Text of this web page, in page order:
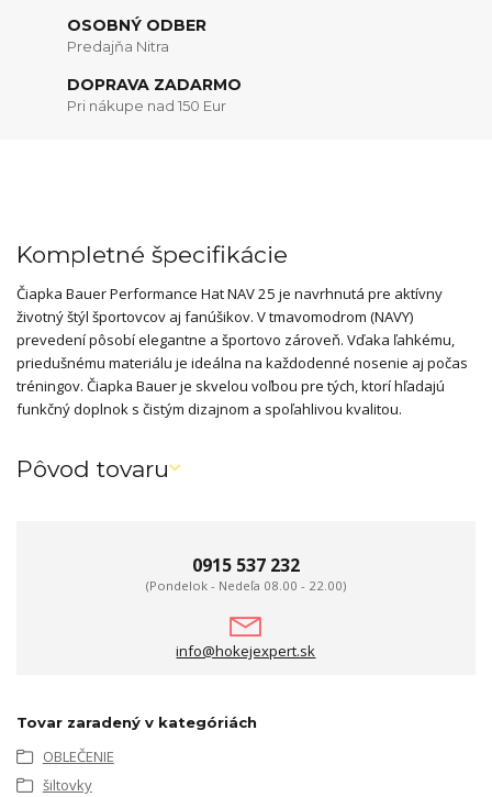
OSOBNÝ ODBER
Predajňa Nitra
DOPRAVA ZADARMO
Pri nákupe nad 150 Eur
Kompletné špecifikácie
Čiapka Bauer Performance Hat NAV 25 je navrhnutá pre aktívny
životný štýl športovcov aj fanúšikov. V tmavomodrom (NAVY)
prevedení pôsobí elegantne a športovo zároveň. Vďaka ľahkému,
priedušnému materiálu je ideálna na každodenné nosenie aj počas
tréningov. Čiapka Bauer je skvelou voľbou pre tých, ktorí hľadajú
funkčný doplnok s čistým dizajnom a spoľahlivou kvalitou.
Pôvod tovaru
0915 537 232
(Pondelok - Nedeľa 08.00 - 22.00)
info@hokejexpert.sk
Tovar zaradený v kategóriách
OBLEČENIE
šiltovky